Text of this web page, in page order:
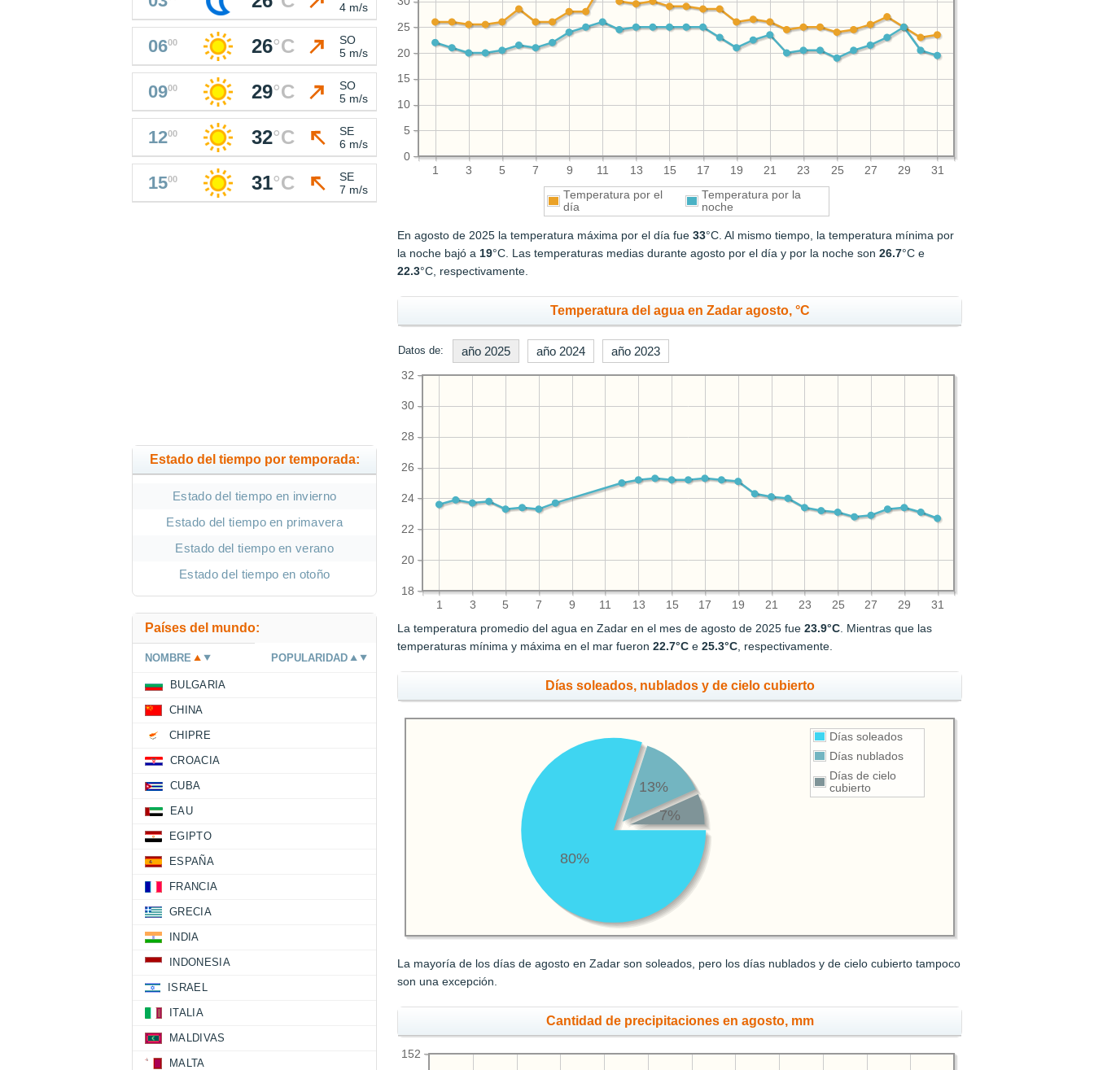
1 3 5 7 9 11 13 15 17 19 21 23 25 27 29 31
0
5
10
15
20
25
Temperatura por el
día
Temperatura por la
noche
En agosto de 2025 la temperatura máxima por el día fue33°C. Al mismo tiempo, la temperatura mínima por
la noche bajó a 19°C. Las temperaturas medias durante agosto por el día y por la noche son26.7°C e
22.3°C, respectivamente.
Temperatura del agua en Zadar agosto, °C
Datos de: año 2025 año 2024 año 2023
1 3 5 7 9 11 13 15 17 19 21 23 25 27 29 31
18
20
22
24
26
28
30
32
La temperatura promedio del agua en Zadar en el mes de agosto de 2025 fue23.9°C . Mientras que las
temperaturas mínima y máxima en el mar fueron22.7°C e25.3°C , respectivamente.
Días soleados, nublados y de cielo cubierto
Días soleados
Días nublados
Días de cielo
cubierto
80%
13%
7%
La mayoría de los días de agosto en Zadar son soleados, pero los días nublados y de cielo cubierto tampoco
son una excepción.
Cantidad de precipitaciones en agosto, mm
152
4 m/s
0600 26°C
SO
5 m/s
0900 29°C
SO
5 m/s
1200 32°C
SE
6 m/s
1500 31°C
SE
7 m/s
Estado del tiempo por temporada:
Estado del tiempo en invierno
Estado del tiempo en primavera
Estado del tiempo en verano
Estado del tiempo en otoño
Países del mundo:
NOMBRE POPULARIDAD
BULGARIA
CHINA
CHIPRE
CROACIA
CUBA
EAU
EGIPTO
ESPAÑA
FRANCIA
GRECIA
INDIA
INDONESIA
ISRAEL
ITALIA
MALDIVAS
MALTA